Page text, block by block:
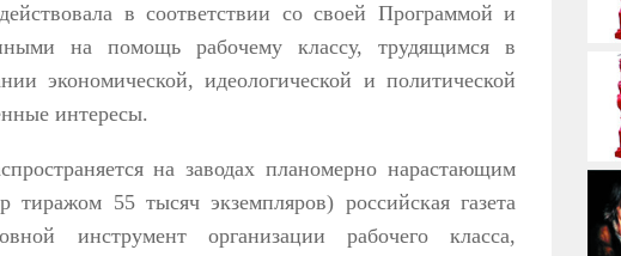
в соответствии со своей Программой и
на помощь рабочему классу, трудящимся в
экономической, идеологической и политической
интересы.
на заводах планомерно нарастающим
55 тысяч экземпляров) российская газета
инструмент организации рабочего класса,